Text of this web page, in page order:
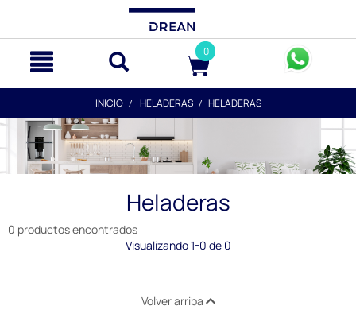
0
INICIO HELADERAS HELADERAS
Heladeras
0 productos encontrados
Visualizando 1-0 de 0
Volver arriba